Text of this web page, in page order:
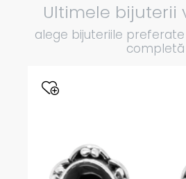
Ultimele bijuterii
alege bijuteriile
completă